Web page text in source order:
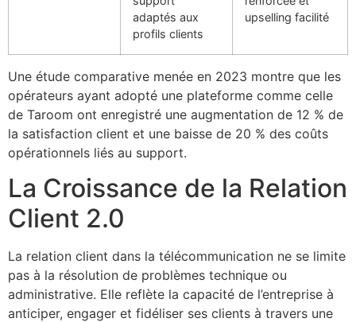
adaptés aux
profils clients
upselling facilité
Une étude comparative menée en 2023 montre que les
opérateurs ayant adopté une plateforme comme celle
de Taroom ont enregistré une augmentation de 12 % de
la satisfaction client et une baisse de 20 % des coûts
opérationnels liés au support.
La Croissance de la Relation
Client 2.0
La relation client dans la télécommunication ne se limite
pas à la résolution de problèmes technique ou
administrative. Elle reflète la capacité de l’entreprise à
anticiper, engager et fidéliser ses clients à travers une